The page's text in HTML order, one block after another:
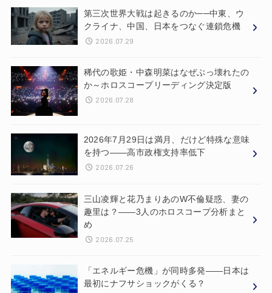
第三次世界大戦は起きるのか──中東、ウ
クライナ、中国、日本をつなぐ連鎖危機
2026.07.29
稀代の歌姫・中森明菜はなぜぶっ壊れたの
か～ホロスコープリーディング決定版
2026.07.28
2026年7月29日は満月、だけど特殊な意味
を持つ——高市政権支持率低下
2026.07.26
三山凌輝と花乃まりあのW不倫疑惑、妻の
趣里は？——3人のホロスコープ分析まと
め
2026.07.25
「エネルギー危機」が同時多発——日本は
最初にナフサショックがくる？